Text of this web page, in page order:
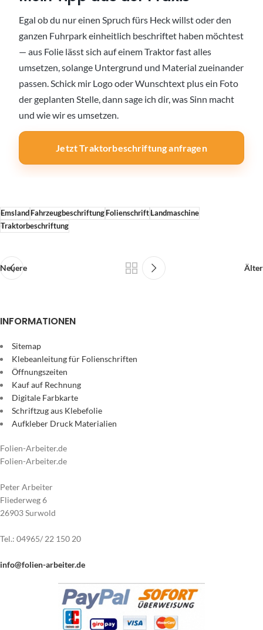
Egal ob du nur einen Spruch fürs Heck willst oder den
ganzen Fuhrpark einheitlich beschriftet haben möchtest
— aus Folie lässt sich auf einem Traktor fast alles
umsetzen, solange Untergrund und Material zueinander
passen. Schick mir Logo oder Wunschtext plus ein Foto
der geplanten Stelle, dann sage ich dir, was Sinn macht
und wie wir es umsetzen.
Jetzt Traktorbeschriftung anfragen
EmslandFahrzeugbeschriftungFolienschriftLandmaschine
Traktorbeschriftung
Neuere Älter
INFORMATIONEN
Sitemap
Klebeanleitung für Folienschriften
Öffnungszeiten
Kauf auf Rechnung
Digitale Farbkarte
Schriftzug aus Klebefolie
Aufkleber Druck Materialien
Folien-Arbeiter.de
Folien-Arbeiter.de
Peter Arbeiter
Fliederweg 6
26903 Surwold
Tel.: 04965/ 22 150 20
info@folien-arbeiter.de